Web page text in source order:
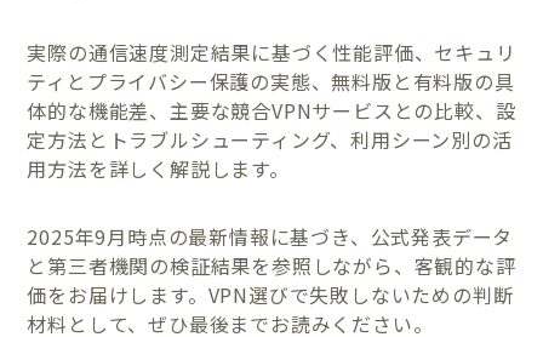
実際の通信速度測定結果に基づく性能評価、セキュリ
ティとプライバシー保護の実態、無料版と有料版の具
体的な機能差、主要な競合VPNサービスとの比較、設
定方法とトラブルシューティング、利用シーン別の活
用方法を詳しく解説します。
2025年9月時点の最新情報に基づき、公式発表データ
と第三者機関の検証結果を参照しながら、客観的な評
価をお届けします。VPN選びで失敗しないための判断
材料として、ぜひ最後までお読みください。